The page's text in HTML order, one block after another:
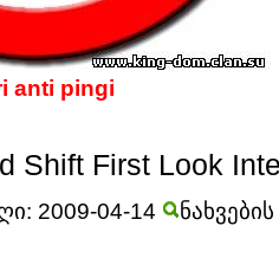
anti pingi
Shift First Look
2009-04-14